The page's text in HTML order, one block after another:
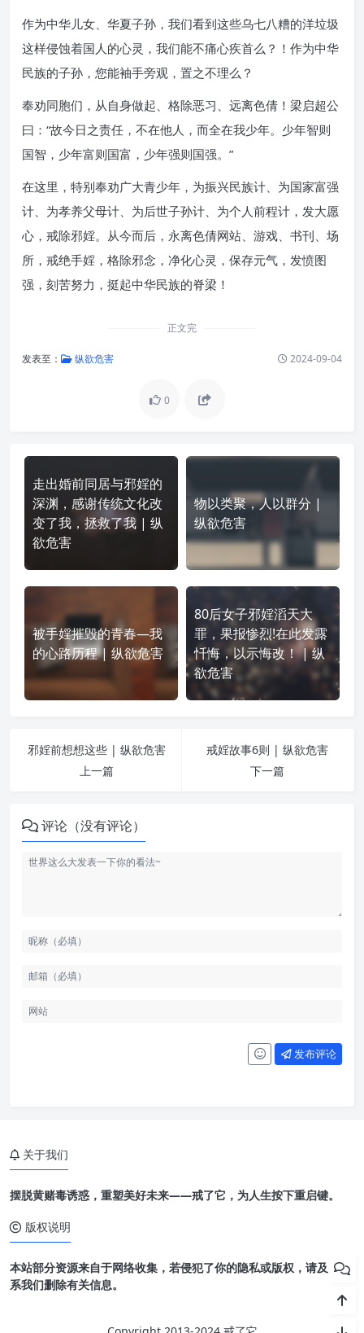
作为中华儿女、华夏子孙，我们看到这些乌七八糟的洋垃圾
这样侵蚀着国人的心灵，我们能不痛心疾首么？！作为中华
民族的子孙，您能袖手旁观，置之不理么？
奉劝同胞们，从自身做起、格除恶习、远离色倩！梁启超公
曰：“故今日之责任，不在他人，而全在我少年。少年智则
国智，少年富则国富，少年强则国强。”
在这里，特别奉劝广大青少年，为振兴民族计、为国家富强
计、为孝养父母计、为后世子孙计、为个人前程计，发大愿
心，戒除邪婬。从今而后，永离色倩网站、游戏、书刊、场
所，戒绝手婬，格除邪念，净化心灵，保存元气，发愤图
强，刻苦努力，挺起中华民族的脊梁！
正文完
发表至： 纵欲危害 2024-09-04
0
走出婚前同居与邪婬的
深渊，感谢传统文化改
变了我，拯救了我 | 纵
欲危害
物以类聚，人以群分 |
纵欲危害
被手婬摧毁的青春—我
的心路历程 | 纵欲危害
80后女子邪婬滔天大
罪，果报惨烈!在此发露
忏悔，以示悔改！ | 纵
欲危害
邪婬前想想这些 | 纵欲危害
上一篇
戒婬故事6则 | 纵欲危害
下一篇
评论（没有评论）
发布评论
关于我们
摆脱黄赌毒诱惑，重塑美好未来——戒了它，为人生按下重启键。
版权说明
本站部分资源来自于网络收集，若侵犯了你的隐私或版权，请及时联
系我们删除有关信息。